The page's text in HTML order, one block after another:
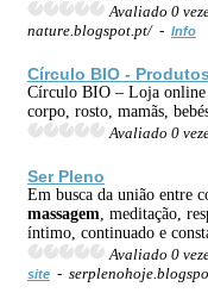
Avaliado 0
nature.blogspot.pt/ - Info
Círculo BIO -
Círculo BIO – Loja online
corpo, rosto, mamãs,
Avaliado 0
Ser Pleno
Em busca da união entre
massagem , meditação,
íntimo, continuado e
Avaliado 0
site -